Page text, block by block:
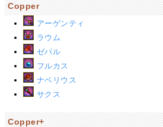
Copper
アーゲンティ
ラウム
ゼパル
フルカス
ナベリウス
サクス
Copper+